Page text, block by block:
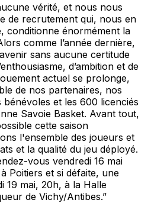
vérité, et nous nous
de recrutement qui, nous en
conditionne énormément la
comme l’année dernière,
sans aucune certitude
d’ambition et de
actuel se prolonge,
de nos partenaires, nos
et les 600 licenciés
Savoie Basket. Avant tout,
cette saison
l'ensemble des joueurs et
et la qualité du jeu déployé.
vous vendredi 16 mai
Poitiers et si défaite, une
19 mai, 20h, à la Halle
de Vichy/Antibes.”